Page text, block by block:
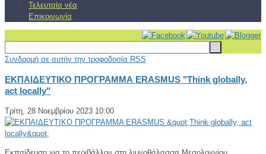
Τελευταία νέα
Επικοινωνία
Συνδρομή σε αυτήν την τροφοδοσία RSS
ΕΚΠΑΙΔΕΥΤΙΚΟ ΠΡΟΓΡΑΜΜΑ ERASMUS "Think globally,
act locally"
Τρίτη, 28 Νοεμβρίου 2023 10:00